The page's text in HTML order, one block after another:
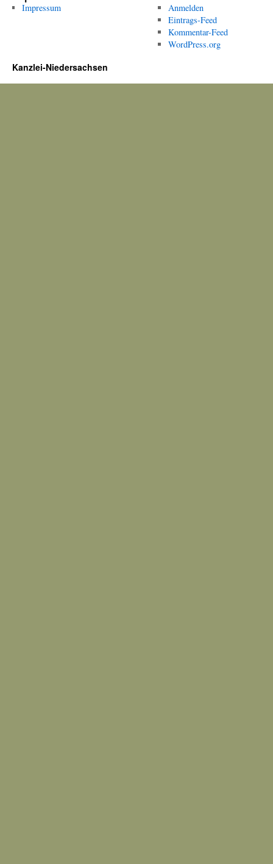
Impressum
Anmelden
Eintrags-Feed
Kommentar-Feed
WordPress.org
Kanzlei-Niedersachsen